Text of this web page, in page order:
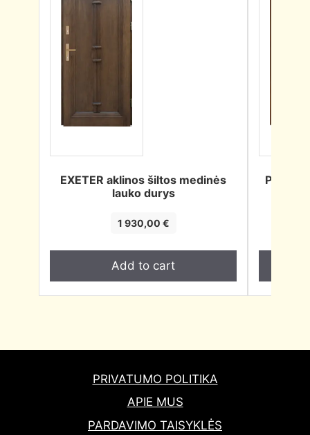
EXETER aklinos šiltos medinės
lauko durys
1 930,00 €
Add to cart
PRIVATUMO POLITIKA
APIE MUS
PARDAVIMO TAISYKLĖS